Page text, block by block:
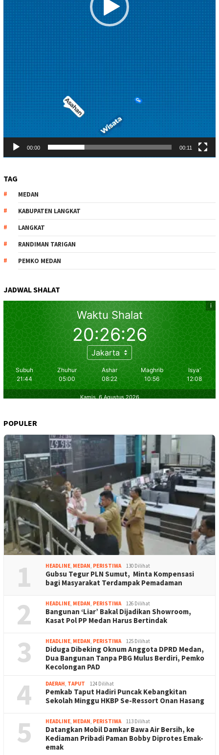
00:00 00:11
TAG
MEDAN
KABUPATEN LANGKAT
LANGKAT
RANDIMAN TARIGAN
PEMKO MEDAN
JADWAL SHALAT
POPULER
1 HEADLINE, MEDAN, PERISTIWA 130 Dilihat
Gubsu Tegur PLN Sumut, Minta Kompensasi
bagi Masyarakat Terdampak Pemadaman
2 HEADLINE, MEDAN, PERISTIWA 126 Dilihat
Bangunan ‘Liar’ Bakal Dijadikan Showroom,
Kasat Pol PP Medan Harus Bertindak
3 HEADLINE, MEDAN, PERISTIWA 125 Dilihat
Diduga Dibeking Oknum Anggota DPRD Medan,
Dua Bangunan Tanpa PBG Mulus Berdiri, Pemko
Kecolongan PAD
4 DAERAH, TAPUT 124 Dilihat
Pemkab Taput Hadiri Puncak Kebangkitan
Sekolah Minggu HKBP Se-Ressort Onan Hasang
5 HEADLINE, MEDAN, PERISTIWA 113 Dilihat
Datangkan Mobil Damkar Bawa Air Bersih, ke
Kediaman Pribadi Paman Bobby Diprotes Emak-
emak